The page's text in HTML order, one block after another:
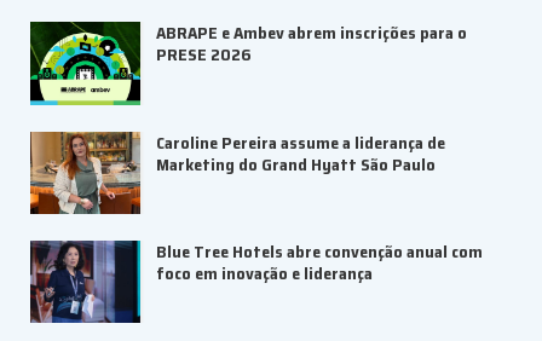
ABRAPE e Ambev abrem inscrições para o
PRESE 2026
Caroline Pereira assume a liderança de
Marketing do Grand Hyatt São Paulo
Blue Tree Hotels abre convenção anual com
foco em inovação e liderança